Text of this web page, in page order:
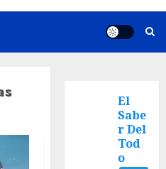
El
Sabe
r Del
Tod
o